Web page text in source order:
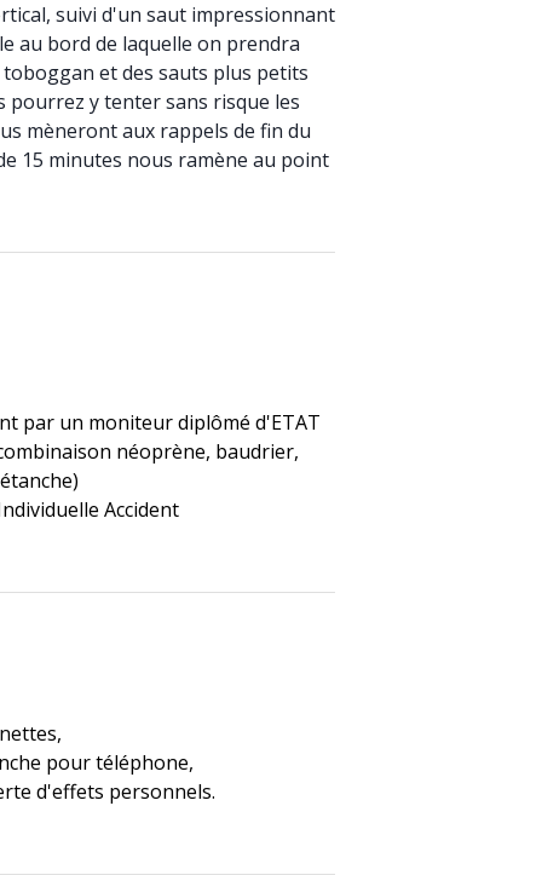
suivi d'un saut impressionnant
au bord de laquelle on prendra
et des sauts plus petits
pourrez y tenter sans risque les
mèneront aux rappels de fin du
15 minutes nous ramène au point
par un moniteur diplômé d'ETAT
néoprène, baudrier,
Accident
pour téléphone,
d'effets personnels.